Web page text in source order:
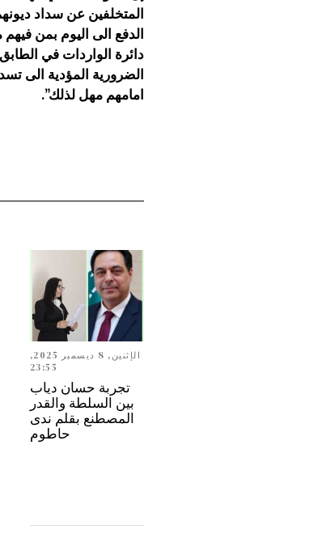
المتخلفين عن سداد
الدفع الى اليوم بمن
دائرة الواردات في
الضرورية المؤدية الى
امامهم مهل لذلك”.
الإثنين, 8 ديسمبر 2025,
23:55
تجربة حسان دياب
بين السلطة والقدر
المصطنع بقلم ندى
حاطوم